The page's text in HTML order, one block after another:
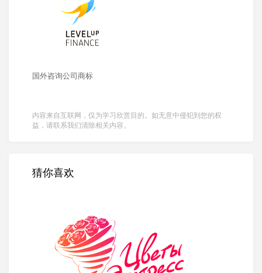
国外咨询公司商标
内容来自互联网，仅为学习欣赏目的。如无意中侵犯到您的权
益，请联系我们清除相关内容。
猜你喜欢